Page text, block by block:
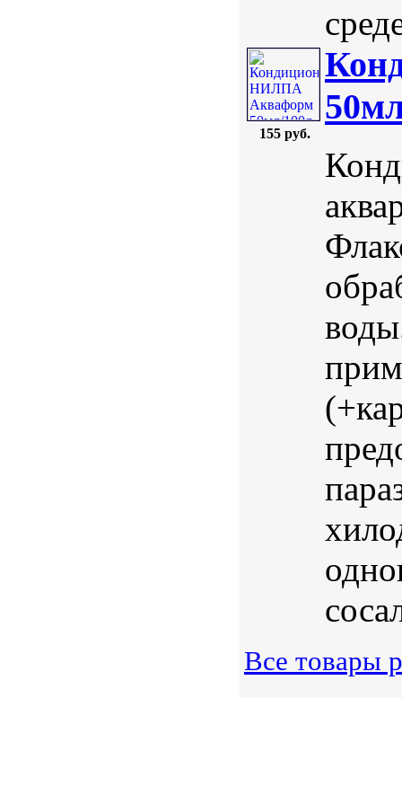
155 руб.
Все товары